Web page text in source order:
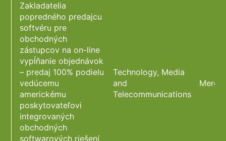
Zakladatelia
popredného predajcu
softvéru pre
obchodných
zástupcov na on-line
vypĺňanie objednávok
– predaj 100% podielu
vedúcemu
americkému
poskytovateľovi
integrovaných
obchodných
softwarových riešení
Technology, Media
and
Telecommunications